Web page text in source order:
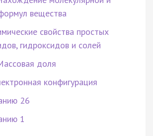
вещества
свойства простых
гидроксидов и солей
доля
конфигурация
26
1